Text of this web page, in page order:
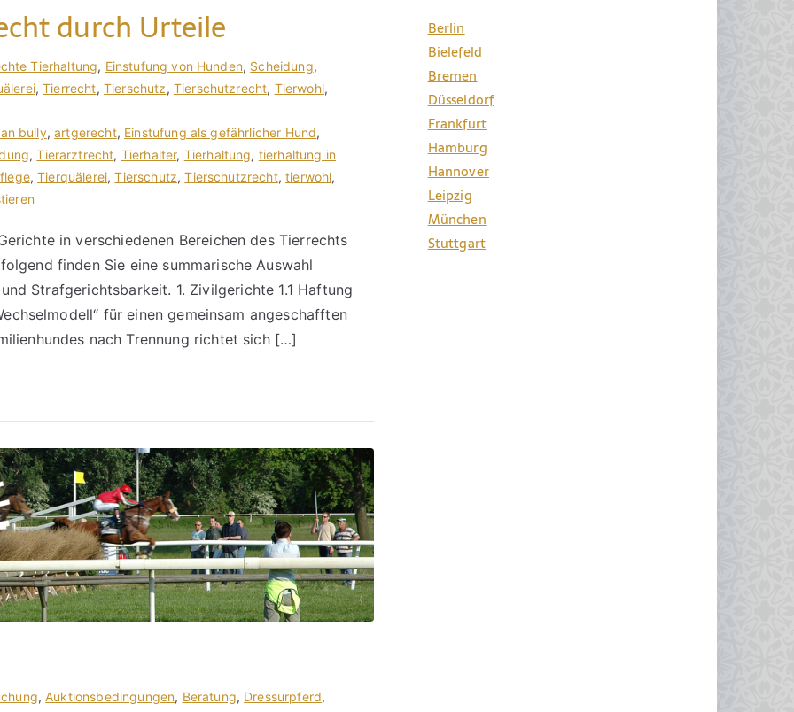
durch Urteile
Tierhaltung, Einstufung von Hunden, Scheidung,
,Tierrecht, Tierschutz, Tierschutzrecht, Tierwohl,
bully,artgerecht, Einstufung als gefährlicher Hund,
,Tierarztrecht, Tierhalter, Tierhaltung, tierhaltung in
,Tierquälerei,Tierschutz,Tierschutzrecht,tierwohl,
in verschiedenen Bereichen des Tierrechts
finden Sie eine summarische Auswahl
Strafgerichtsbarkeit. 1. Zivilgerichte 1.1 Haftung
für einen gemeinsam angeschafften
nach Trennung richtet sich […]
, Auktionsbedingungen, Beratung, Dressurpferd,
Berlin
Bielefeld
Bremen
Düsseldorf
Frankfurt
Hamburg
Hannover
Leipzig
München
Stuttgart